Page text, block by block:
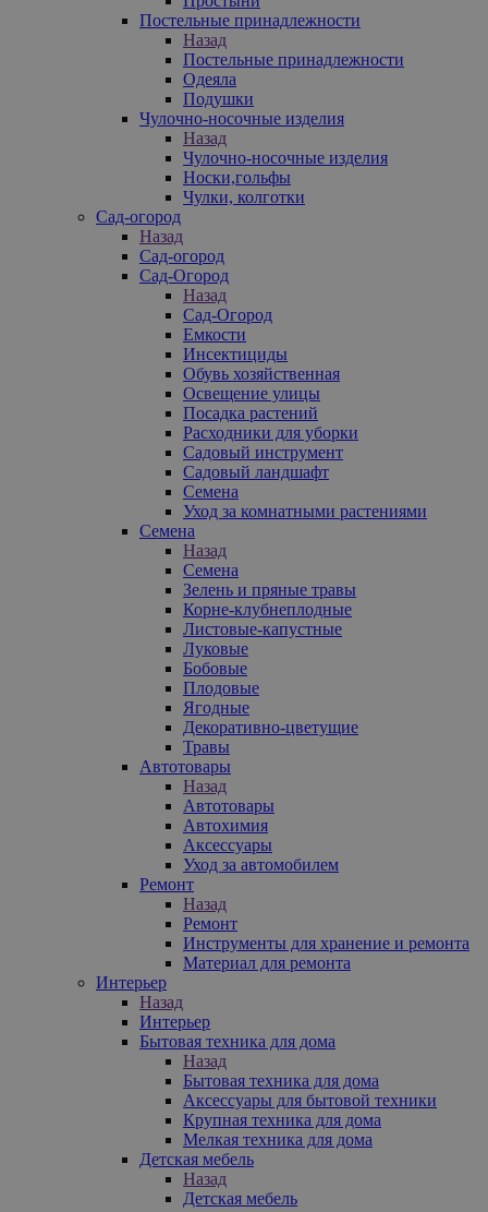
Постельные принадлежности
Назад
Постельные принадлежности
Одеяла
Подушки
Чулочно-носочные изделия
Назад
Чулочно-носочные изделия
Носки,гольфы
Чулки, колготки
Сад-огород
Назад
Сад-огород
Сад-Огород
Назад
Сад-Огород
Емкости
Инсектициды
Обувь хозяйственная
Освещение улицы
Посадка растений
Расходники для уборки
Садовый инструмент
Садовый ландшафт
Семена
Уход за комнатными растениями
Семена
Назад
Семена
Зелень и пряные травы
Корне-клубнеплодные
Листовые-капустные
Луковые
Бобовые
Плодовые
Ягодные
Декоративно-цветущие
Травы
Автотовары
Назад
Автотовары
Автохимия
Аксессуары
Уход за автомобилем
Ремонт
Назад
Ремонт
Инструменты для хранение и ремонта
Материал для ремонта
Интерьер
Назад
Интерьер
Бытовая техника для дома
Назад
Бытовая техника для дома
Аксессуары для бытовой техники
Крупная техника для дома
Мелкая техника для дома
Детская мебель
Назад
Детская мебель